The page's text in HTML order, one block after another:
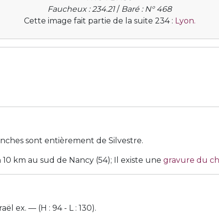
Faucheux : 234.21/ Baré : N° 468
Cette image fait partie de la suite 234 : Lyon.
sont entièrement de Silvestre.
km au sud de Nancy (54); Il existe une gravure du
ex. — (H : 94 - L : 130).